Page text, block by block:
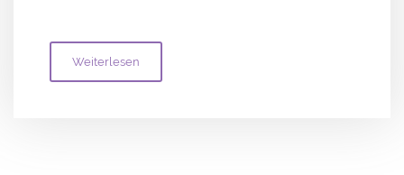
Weiterlesen